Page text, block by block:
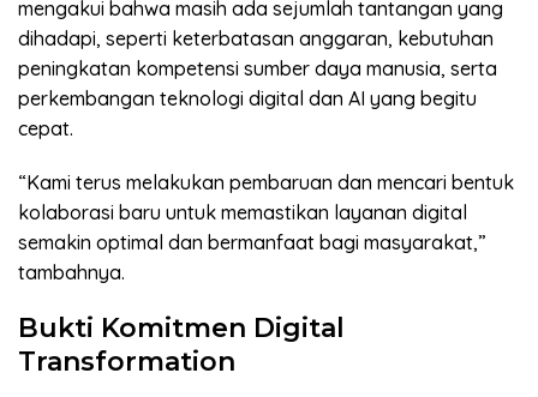
mengakui bahwa masih ada sejumlah tantangan yang
dihadapi, seperti keterbatasan anggaran, kebutuhan
peningkatan kompetensi sumber daya manusia, serta
perkembangan teknologi digital dan AI yang begitu
cepat.
“Kami terus melakukan pembaruan dan mencari bentuk
kolaborasi baru untuk memastikan layanan digital
semakin optimal dan bermanfaat bagi masyarakat,”
tambahnya.
Bukti Komitmen Digital
Transformation